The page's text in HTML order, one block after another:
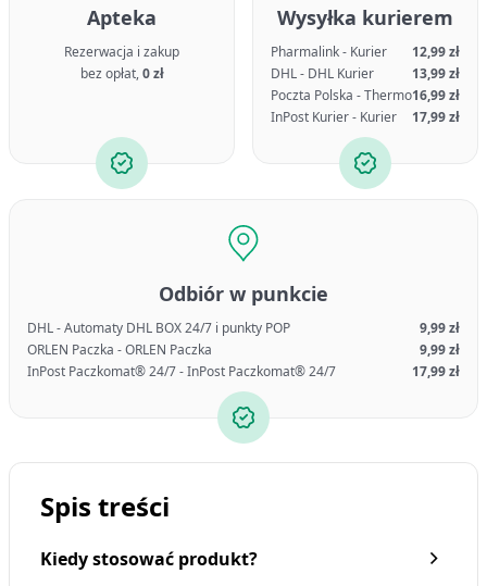
Apteka
Rezerwacja i zakup
bez opłat,0 zł
Wysyłka kurierem
Pharmalink - Kurier
12,99 zł
DHL - DHL Kurier
13,99 zł
Poczta Polska - Thermo16,99 zł
InPost Kurier - Kurier
17,99 zł
Odbiór w punkcie
DHL - Automaty DHL BOX 24/7 i punkty POP
9,99 zł
ORLEN Paczka - ORLEN Paczka
9,99 zł
InPost Paczkomat® 24/7 - InPost Paczkomat® 24/7
17,99 zł
Spis treści
Kiedy stosować produkt?